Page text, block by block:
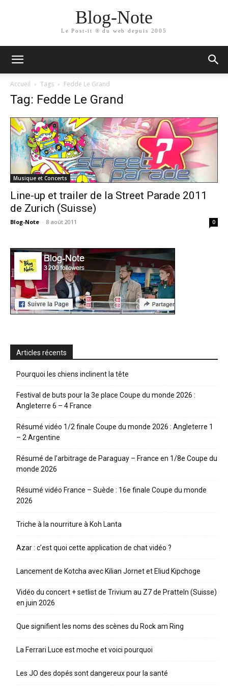
Blog-Note
Le Post-it ® du web depuis 2005
Accueil Tags Fedde Le Grand
Tag: Fedde Le Grand
Musique et Concerts
Line-up et trailer de la Street Parade 2011
de Zurich (Suisse)
Blog-Note - 8 août 2011 0
Articles récents
Pourquoi les chiens inclinent la tête
Festival de buts pour la 3e place Coupe du monde 2026 :
Angleterre 6 – 4 France
Résumé vidéo 1/2 finale Coupe du monde 2026 : Angleterre 1
– 2 Argentine
Résumé de l’arbitrage de Paraguay – France en 1/8e Coupe du
monde 2026
Résumé vidéo France – Suède : 16e finale Coupe du monde
2026
Triche à la nourriture à Koh Lanta
Azar : c’est quoi cette application de chat vidéo ?
Lancement de Kotcha avec Kilian Jornet et Eliud Kipchoge
Vidéo du concert + setlist de Trivium au Z7 de Pratteln (Suisse)
en juin 2026
Que signifient les noms des scènes du Rock am Ring
La Ferrari Luce est moche et voici pourquoi
Les JO des dopés sont dangereux pour la santé